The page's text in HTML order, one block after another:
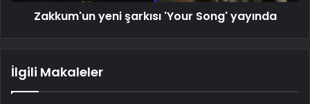
Zakkum'un yeni şarkısı 'Your Song' yayında
İlgili Makaleler